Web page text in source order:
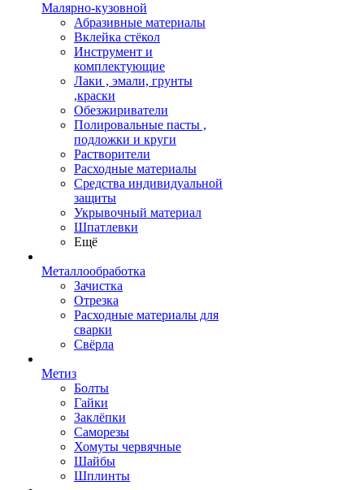
Малярно-кузовной
Абразивные материалы
Вклейка стёкол
Инструмент и
комплектующие
Лаки , эмали, грунты
,краски
Обезжириватели
Полировальные пасты ,
подложки и круги
Растворители
Расходные материалы
Средства индивидуальной
защиты
Укрывочный материал
Шпатлевки
Ещё
Металлообработка
Зачистка
Отрезка
Расходные материалы для
сварки
Свёрла
Метиз
Болты
Гайки
Заклёпки
Саморезы
Хомуты червячные
Шайбы
Шплинты